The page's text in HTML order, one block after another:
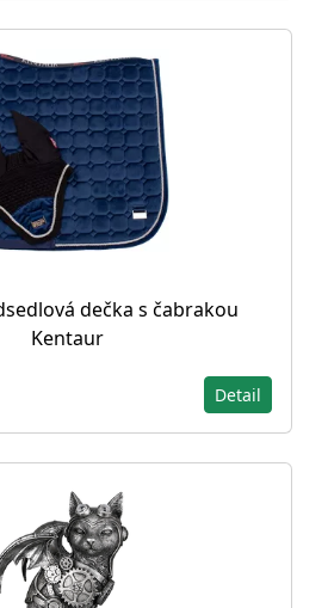
dečka s čabrakou
Kentaur
Detail